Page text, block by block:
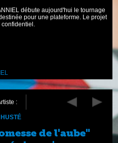
débute aujourd'hui le tournage
pour une plateforme. Le projet
:
de l'aube"